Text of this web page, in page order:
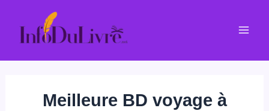
contenu
Meilleure BD voyage à